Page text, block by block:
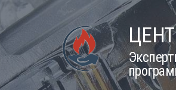
Skip
to
content